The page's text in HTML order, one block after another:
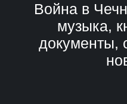
Война в
музыка,
документы,